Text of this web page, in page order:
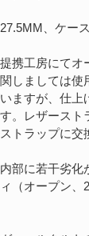
、ケー
携工房にてオ
しましては使
ますが、仕上
。レザースト
トラップに交
部に若干劣化
（オープン、